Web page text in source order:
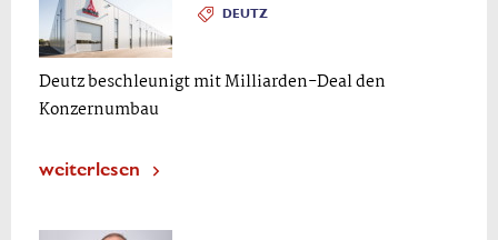
DEUTZ
Deutz beschleunigt mit Milliarden-Deal den
Konzernumbau
weiterlesen